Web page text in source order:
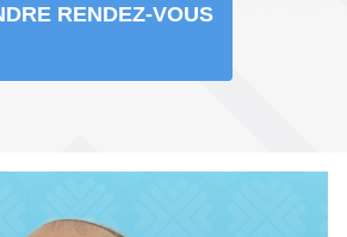
RENDEZ-VOUS